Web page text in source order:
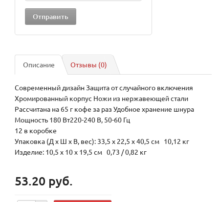
Описание Отзывы (0)
Современный дизайн Защита от случайного включения
Хромированный корпус Ножи из нержавеющей стали
Рассчитана на 65 г кофе за раз Удобное хранение шнура
Мощность 180 Вт220-240 В, 50-60 Гц
12 в коробке
Упаковка (Д х Ш х В, вес): 33,5 x 22,5 x 40,5 см 10,12 кг
Изделие: 10,5 x 10 x 19,5 см 0,73 / 0,82 кг
53.20 руб.